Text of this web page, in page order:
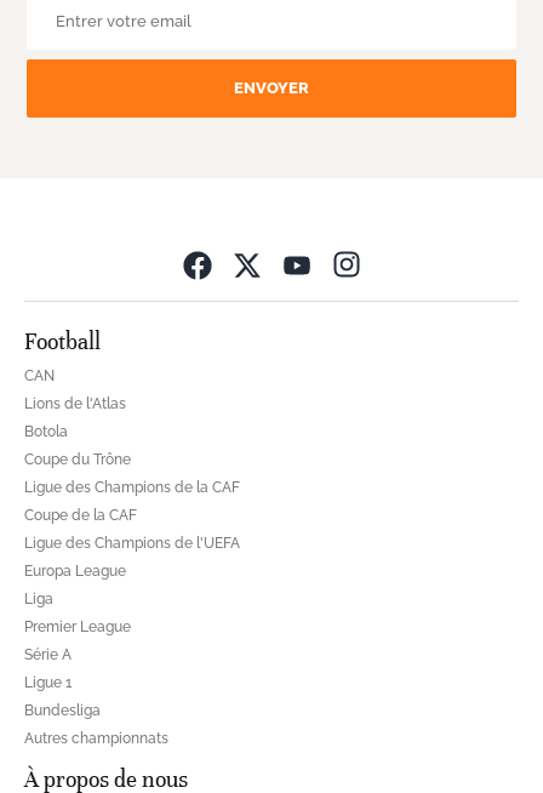
ENVOYER
Football
CAN
Lions de l'Atlas
Botola
Coupe du Trône
Ligue des Champions de la CAF
Coupe de la CAF
Ligue des Champions de l'UEFA
Europa League
Liga
Premier League
Série A
Ligue 1
Bundesliga
Autres championnats
À propos de nous